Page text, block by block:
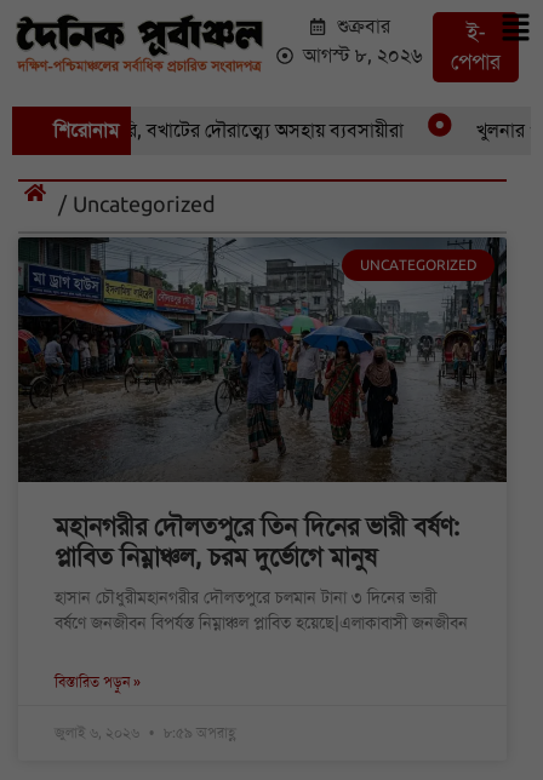
শুক্রবার
আগস্ট ৮, ২০২৬
ই-
পেপার
শিরোনাম
বখাটের দৌরাত্ম্যে অসহায় ব্যবসায়ীরা খুলনার পাইকারি
/ Uncategorized
UNCATEGORIZED
মহানগরীর দৌলতপুরে তিন দিনের ভারী বর্ষণ:
প্লাবিত নিম্নাঞ্চল, চরম দুর্ভোগে মানুষ
হাসান চৌধুরীমহানগরীর দৌলতপুরে চলমান টানা ৩ দিনের ভারী
বর্ষণে জনজীবন বিপর্যস্ত নিম্নাঞ্চল প্লাবিত হয়েছে|এলাকাবাসী জনজীবন
বিস্তারিত পড়ুন »
জুলাই ৬, ২০২৬ ৮:৫৯ অপরাহ্ণ